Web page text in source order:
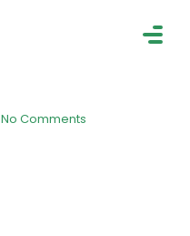
No Comments